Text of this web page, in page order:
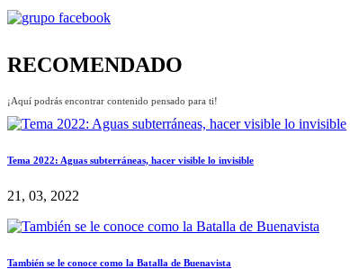
RECOMENDADO
¡Aquí podrás encontrar contenido pensado para ti!
Tema 2022: Aguas subterráneas, hacer visible lo invisible
21, 03, 2022
También se le conoce como la Batalla de Buenavista